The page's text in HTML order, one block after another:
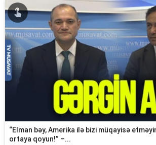
“Elman bəy, Amerika ilə bizi müqayisə
ortaya qoyun!” –...